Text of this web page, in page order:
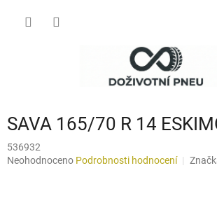
SAVA 165/70 R 14
536932
Průměrné
Neohodnoceno Podrobnosti hodnocení